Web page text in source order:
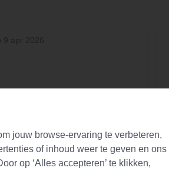
smaak, ook een tikje aardse
jouw browse-ervaring te verbeteren,
of inhoud weer te geven en ons
op ‘Alles accepteren’ te klikken,